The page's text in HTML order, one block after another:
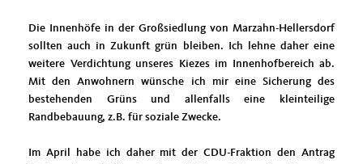
Die Innenhöfe in der Großsiedlung von Marzahn-Hellersdorf
sollten auch in Zukunft grün bleiben. Ich lehne daher eine
weitere Verdichtung unseres Kiezes im Innenhofbereich ab.
Mit den Anwohnern wünsche ich mir eine Sicherung des
bestehenden Grüns und allenfalls eine kleinteilige
Randbebauung, z.B. für soziale Zwecke.
Im April habe ich daher mit der CDU-Fraktion den Antrag